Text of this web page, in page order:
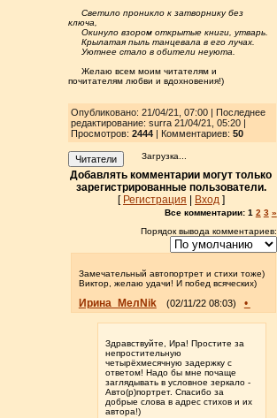
.....Светило проникло к затворнику без
ключа,
.....Окинуло взором открытые книги, утварь.
.....Крылатая пыль танцевала в его лучах.
Уютнее стало в обители неуюта.
.....Желаю всем моим читателям и
почитателям любви и вдохновения!)
Опубликовано: 21/04/21, 07:00 | Последнее
редактирование: surra 21/04/21, 05:20 |
Просмотров: 2444| Комментариев: 50
Читатели Загрузка...
Добавлять комментарии могут только
зарегистрированные пользователи.
[ Регистрация Вход]
Все комментарии: 1 2 3 »
Порядок вывода комментариев:
Замечательный автопортрет и стихи тоже)
Виктор, желаю удачи! И побед всяческих)
Ирина_МелNik (02/11/22 08:03) •
Здравствуйте, Ира! Простите за
непростительную
четырёхмесячную задержку с
ответом! Надо бы мне почаще
заглядывать в условное зеркало -
Авто(р)портрет. Спасибо за
добрые слова в адрес стихов и их
автора!)